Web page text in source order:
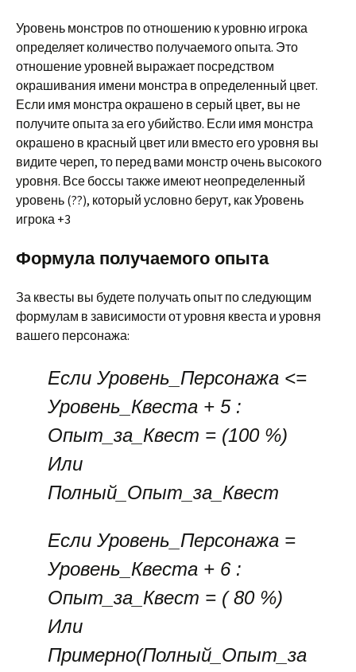
Уровень монстров по отношению к уровню игрока
определяет количество получаемого опыта. Это
отношение уровней выражает посредством
окрашивания имени монстра в определенный цвет.
Если имя монстра окрашено в серый цвет, вы не
получите опыта за его убийство. Если имя монстра
окрашено в красный цвет или вместо его уровня вы
видите череп, то перед вами монстр очень высокого
уровня. Все боссы также имеют неопределенный
уровень (??), который условно берут, как Уровень
игрока +3
Формула получаемого опыта
За квесты вы будете получать опыт по следующим
формулам в зависимости от уровня квеста и уровня
вашего персонажа:
Если Уровень_Персонажа <=
Уровень_Квеста + 5 :
Опыт_за_Квест = (100 %)
Или
Полный_Опыт_за_Квест
Если Уровень_Персонажа =
Уровень_Квеста + 6 :
Опыт_за_Квест = ( 80 %)
Или
Примерно(Полный_Опыт_за